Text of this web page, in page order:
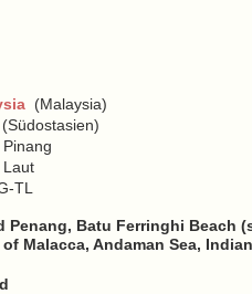
(Malaysia)
Laut
TL
Penang, Batu Ferringhi Beach
Malacca, Andaman Sea,